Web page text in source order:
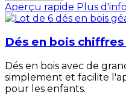
Aperçu rapide Plus
Dés en bois
Dés en bois avec de
simplement et facilite
pour les enfants.